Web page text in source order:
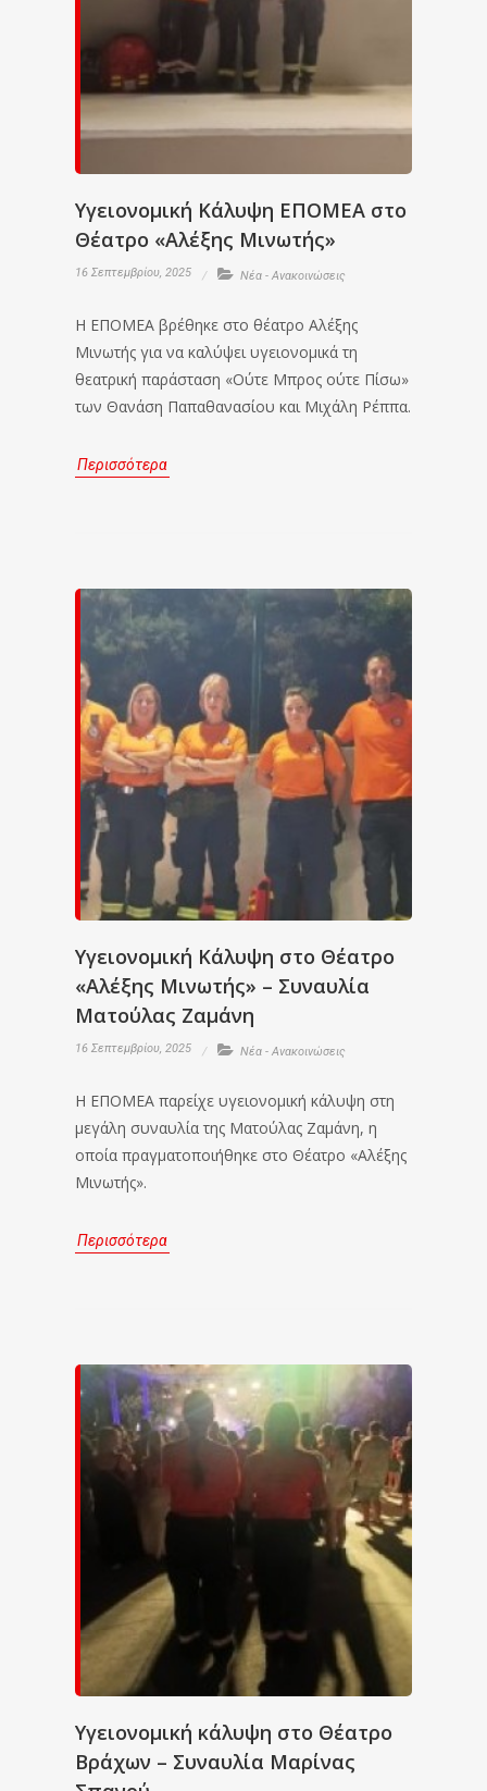
Υγειονομική Κάλυψη ΕΠΟΜΕΑ στο
Θέατρο «Αλέξης Μινωτής»
16 Σεπτεμβρίου, 2025 Νέα - Ανακοινώσεις
Η ΕΠΟΜΕΑ βρέθηκε στο θέατρο Αλέξης
Μινωτής για να καλύψει υγειονομικά τη
θεατρική παράσταση «Ούτε Μπρος ούτε Πίσω»
των Θανάση Παπαθανασίου και Μιχάλη Ρέππα.
Περισσότερα
Υγειονομική Κάλυψη στο Θέατρο
«Αλέξης Μινωτής» – Συναυλία
Ματούλας Ζαμάνη
16 Σεπτεμβρίου, 2025 Νέα - Ανακοινώσεις
Η ΕΠΟΜΕΑ παρείχε υγειονομική κάλυψη στη
μεγάλη συναυλία της Ματούλας Ζαμάνη, η
οποία πραγματοποιήθηκε στο Θέατρο «Αλέξης
Μινωτής».
Περισσότερα
Υγειονομική κάλυψη στο Θέατρο
Βράχων – Συναυλία Μαρίνας